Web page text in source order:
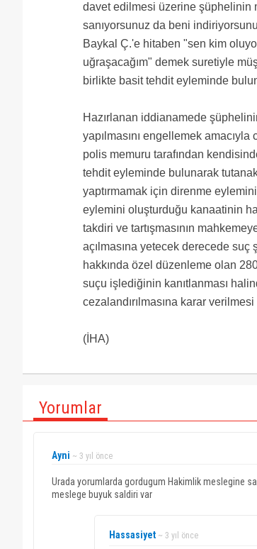
davet edilmesi üzerine şüphelinin
sanıyorsunuz da beni
Baykal Ç.'e hitaben "sen kim
uğraşacağım" demek suretiyle
birlikte basit tehdit eyleminde
Hazırlanan iddianamede
yapılmasını engellemek
polis memuru tarafından
tehdit eyleminde bulunarak
yaptırmamak için direnme
eylemini oluşturduğu kanaatinin
takdiri ve tartışmasının
açılmasına yetecek derecede
hakkında özel düzenleme olan
suçu işlediğinin kanıtlanması
cezalandırılmasına karar
(İHA)
Yorumlar
Ayni ~ 3 yıl önce
Urada yorumlarda gordugum Hakimlik meslegine
meslege buyuk saldiri var
Hassasiyet ~ 3 yıl önce